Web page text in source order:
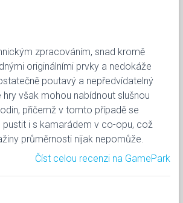
zpracováním, snad kromě
originálními prvky a nedokáže
poutavý a nepředvídatelný
však mohou nabídnout slušnou
přičemž v tomto případě se
i s kamarádem v co-opu, což
průměrnosti nijak nepomůže.
Číst celou recenzi na GamePark